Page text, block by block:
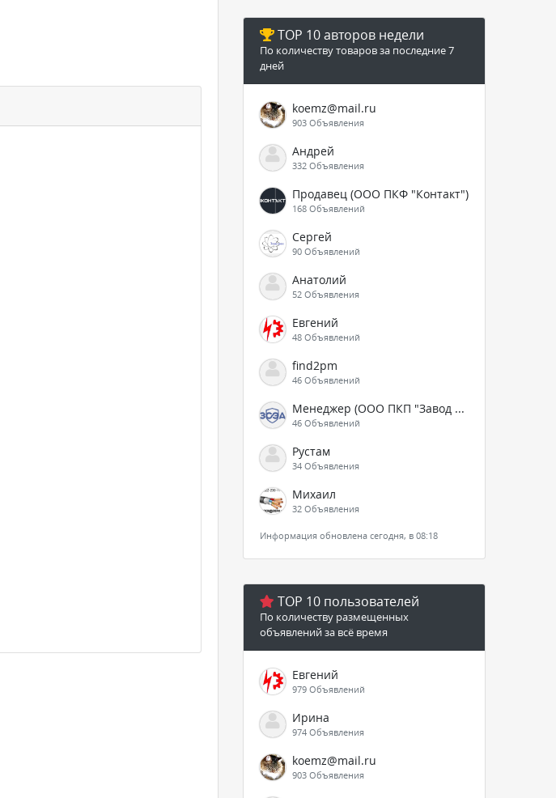
TOP 10 авторов недели
По количеству товаров за последние 7
дней
koemz@mail.ru
903 Объявления
Андрей
332 Объявления
Продавец (ООО ПКФ "Контакт")
168 Объявлений
Сергей
90 Объявлений
Анатолий
52 Объявления
Евгений
48 Объявлений
find2pm
46 Объявлений
Менеджер (ООО ПКП "Завод СЭА")
46 Объявлений
Рустам
34 Объявления
Михаил
32 Объявления
Информация обновлена сегодня, в 08:18
TOP 10 пользователей
По количеству размещенных
объявлений за всё время
Евгений
979 Объявлений
Ирина
974 Объявления
koemz@mail.ru
903 Объявления